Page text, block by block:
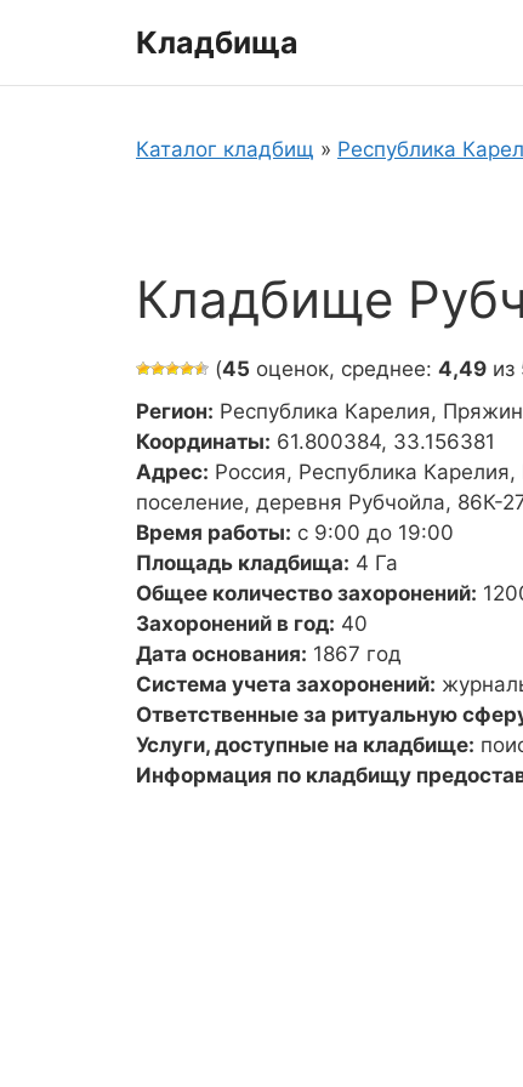
Кладбища
Каталог кладбищ » Республика
Кладбище
(45 оценок, среднее: 4,49 из
Регион: Республика Карелия,
Координаты: 61.800384, 33.156381
Адрес: Россия, Республика
поселение, деревня Рубчойла, 86К-
Время работы: с 9:00 до 19:00
Площадь кладбища: 4 Га
Общее количество захоронений:
Захоронений в год: 40
Дата основания: 1867 год
Система учета захоронений:
Ответственные за ритуальную
Услуги, доступные на кладбище:
Информация по кладбищу